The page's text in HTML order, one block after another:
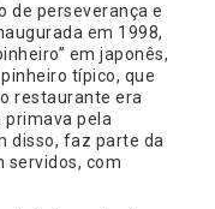
de perseverança e
em 1998,
em japonês,
típico, que
restaurante era
pela
disso, faz parte da
servidos, com